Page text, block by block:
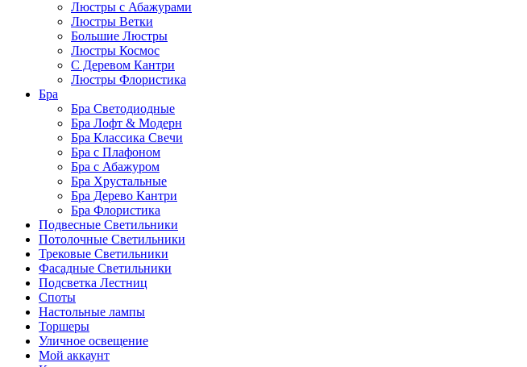
Люстры с Абажурами
Люстры Ветки
Большие Люстры
Люстры Космос
С Деревом Кантри
Люстры Флористика
Бра
Бра Светодиодные
Бра Лофт & Модерн
Бра Классика Свечи
Бра с Плафоном
Бра с Абажуром
Бра Хрустальные
Бра Дерево Кантри
Бра Флористика
Подвесные Светильники
Потолочные Светильники
Трековые Светильники
Фасадные Светильники
Подсветка Лестниц
Споты
Настольные лампы
Торшеры
Уличное освещение
Мой аккаунт